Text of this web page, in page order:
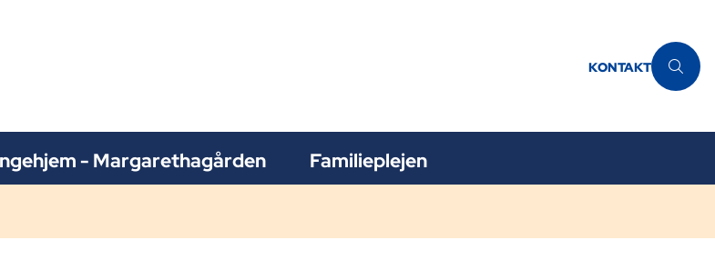
KONTAKT
- Margarethagården Familieplejen